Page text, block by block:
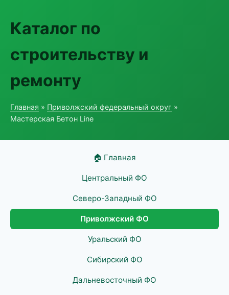
Каталог по
строительству и
ремонту
Главная » Приволжский федеральный округ »
Мастерская Бетон Line
🏠 Главная
Центральный ФО
Северо-Западный ФО
Приволжский ФО
Уральский ФО
Сибирский ФО
Дальневосточный ФО